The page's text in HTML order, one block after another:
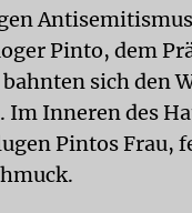
Pinto, dem
sich den
Inneren des
Pintos Frau,